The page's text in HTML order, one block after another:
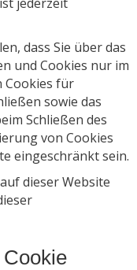
dass Sie über das
und Cookies nur im
Cookies für
sowie das
Schließen des
von Cookies
eingeschränkt sein.
dieser Website